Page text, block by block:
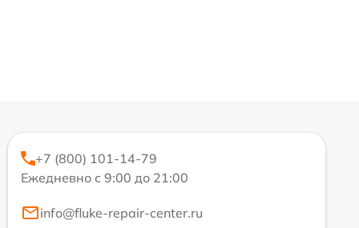
+7 (800) 101-14-79
Ежедневно с 9:00 до 21:00
info@fluke-repair-center.ru